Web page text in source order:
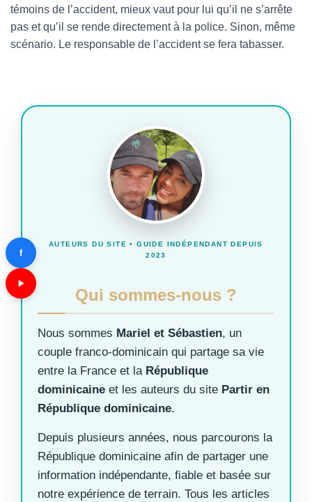
témoins de l’accident, mieux vaut pour lui qu’il ne s’arrête
pas et qu’il se rende directement à la police. Sinon, même
scénario. Le responsable de l’accident se fera tabasser.
AUTEURS DU SITE • GUIDE INDÉPENDANT DEPUIS
2023
Qui sommes-nous ?
Nous sommes Mariel et Sébastien, un
couple franco-dominicain qui partage sa vie
entre la France et la République
dominicaine et les auteurs du site Partir en
République dominicaine.
Depuis plusieurs années, nous parcourons la
République dominicaine afin de partager une
information indépendante, fiable et basée sur
notre expérience de terrain. Tous les articles
f